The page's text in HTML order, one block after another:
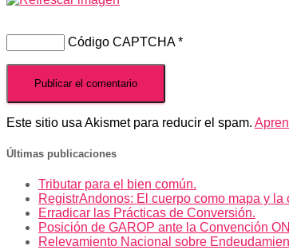
Código CAPTCHA*
Este sitio usa Akismet para reducir el spam.
Últimas publicaciones
Tributar para el bien común.
RegistrAndonos: El cuerpo como mapa y
Erradicar las Prácticas de Conversión.
Posición de GAROP ante la Convención
Relevamiento Nacional sobre